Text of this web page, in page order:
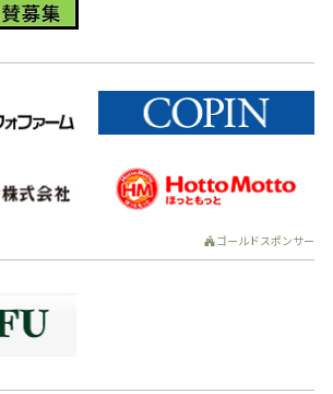
ゴールドスポンサー